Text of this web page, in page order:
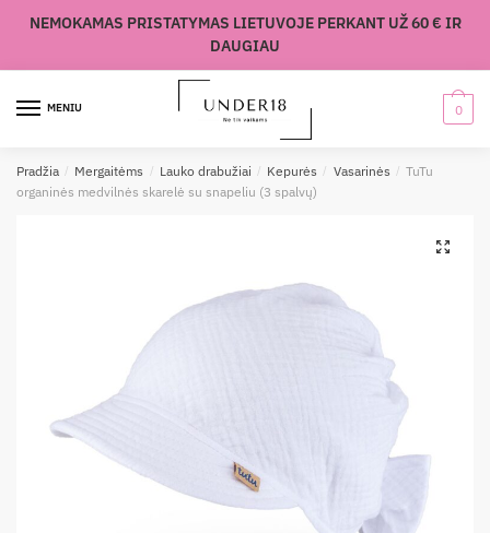
NEMOKAMAS PRISTATYMAS LIETUVOJE PERKANT UŽ 60 € IR
DAUGIAU
MENIU 0
Pradžia / Mergaitėms / Lauko drabužiai / Kepurės / Vasarinės / TuTu
organinės medvilnės skarelė su snapeliu (3 spalvų)
🔍